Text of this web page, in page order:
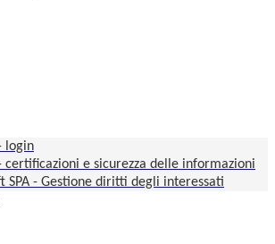
login
certificazioni e sicurezza delle informazioni
SPA - Gestione diritti degli interessati